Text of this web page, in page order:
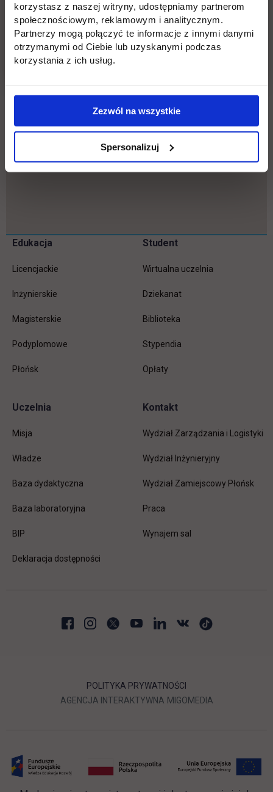
korzystasz z naszej witryny, udostępniamy partnerom
społecznościowym, reklamowym i analitycznym.
Partnerzy mogą połączyć te informacje z innymi danymi
otrzymanymi od Ciebie lub uzyskanymi podczas
korzystania z ich usług.
Zezwól na wszystkie
Spersonalizuj
Pomiń
Informacje w stopce
Edukacja
Licencjackie
Inżynierskie
Magisterskie
Podyplomowe
Płońsk
Student
Wirtualna uczelnia
Dziekanat
Biblioteka
Stypendia
Opłaty
Uczelnia
Misja
Władze
Baza dydaktyczna
Baza laboratoryjna
BIP
Deklaracja dostępności
Kontakt
Wydział Zarządzania i Logistyki
Wydział Inżynieryjny
Wydział Zamiejscowy Płońsk
Praca
Wynajem sal
POLITYKA PRYWATNOŚCI
AGENCJA INTERAKTYWNA LINK OTWIERA SIĘ W
MIGOMEDIA